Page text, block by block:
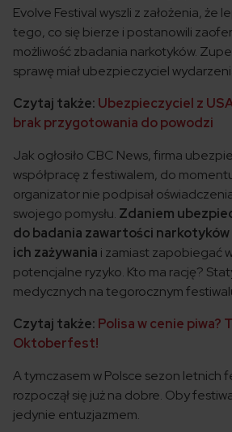
Evolve Festival wyszli z założenia, że
tego, co się bierze i postanowili
możliwość zbadania narkotyków.
sprawę miał ubezpieczyciel
Czytaj także: Ubezpieczyciel z
brak przygotowania do powodzi
Jak ogłosiło CBC News, firma
współpracę z festiwalem, do
organizator nie podpisał
swojego pomysłu. Zdaniem
do badania zawartości
ich zażywania i zamiast zapobiegać
potencjalne ryzyko. Kto ma rację?
medycznych na tegorocznym
Czytaj także: Polisa w cenie piwa?
Oktoberfest!
A tymczasem w Polsce sezon letnich
rozpoczął się już na dobre. Oby
jedynie entuzjazmem.